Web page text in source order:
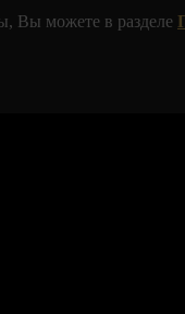
Вы можете в разделе